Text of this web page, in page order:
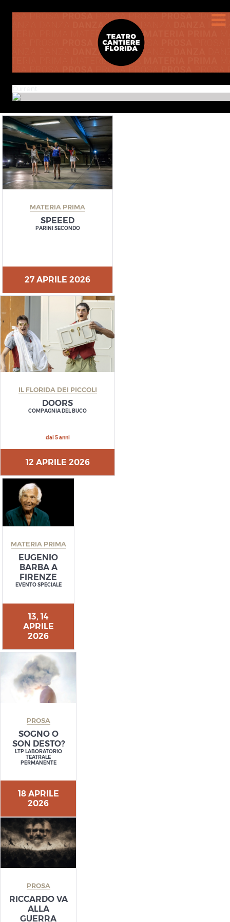
MATERIA PRIMA
SPEEED
PARINI SECONDO
27 APRILE 2026
IL FLORIDA DEI PICCOLI
DOORS
COMPAGNIA DEL BUCO
dai 5 anni
12 APRILE 2026
MATERIA PRIMA
EUGENIO
BARBA A
FIRENZE
EVENTO SPECIALE
13, 14
APRILE
2026
PROSA
SOGNO O
SON DESTO?
LTP LABORATORIO
TEATRALE
PERMANENTE
18 APRILE
2026
PROSA
RICCARDO VA
ALLA
GUERRA